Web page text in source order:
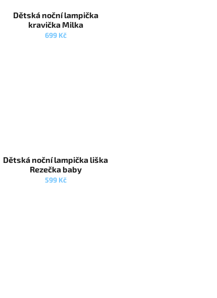
Dětská noční lampička
kravička Milka
699 Kč
Dětská noční lampička liška
Rezečka baby
599 Kč